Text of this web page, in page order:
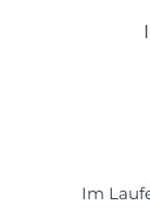
Im